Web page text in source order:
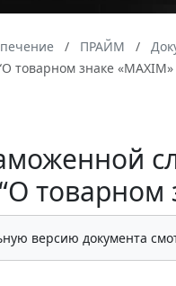
ПРАЙМ
товарном знаке «MAXIM»
товарном
версию документа